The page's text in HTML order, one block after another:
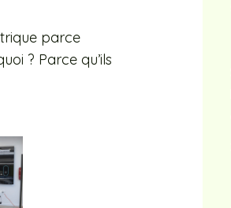
parce
? Parce qu’ils